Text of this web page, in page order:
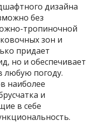
дизайна
без
тропиночной
зон и
придает
но и обеспечивает
любую погоду.
наиболее
и
в себе